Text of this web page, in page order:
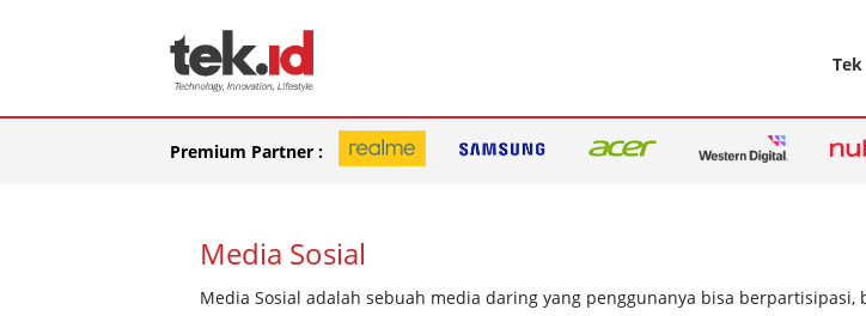
Tek
Premium Partner :
Media Sosial
Media Sosial adalah sebuah media daring yang penggunanya bisa